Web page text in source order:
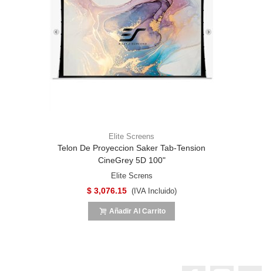
Elite Screens
Telon De Proyeccion Saker Tab-Tension
CineGrey 5D 100"
Elite Screns
$ 3,076.15 (IVA Incluido)
Añadir Al Carrito